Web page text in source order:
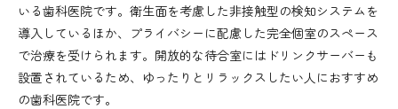
いる歯科医院です。衛生面を考慮した非接触型の検知システムを
導入しているほか、プライバシーに配慮した完全個室のスペース
で治療を受けられます。開放的な待合室にはドリンクサーバーも
設置されているため、ゆったりとリラックスしたい人におすすめ
の歯科医院です。